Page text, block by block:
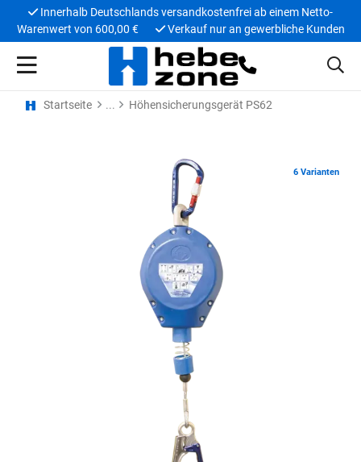
Innerhalb Deutschlands versandkostenfrei ab einem Netto-
Warenwert von 600,00 €
Verkauf nur an gewerbliche Kunden
Startseite Höhensicherungsgerät PS62
6 Varianten